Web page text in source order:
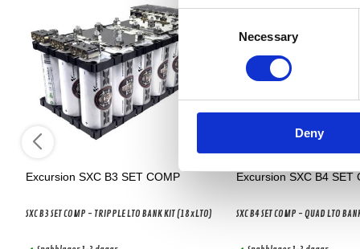
Consent
Selection
Necessary
Deny
Excursion SXC B3 SET COMP
SXC B3 SET COMP - TRIPPLE LTO BANK KIT (18xLTO)
Excursion SXC B4 SET
SXC B4 SET COMP - QUAD LTO